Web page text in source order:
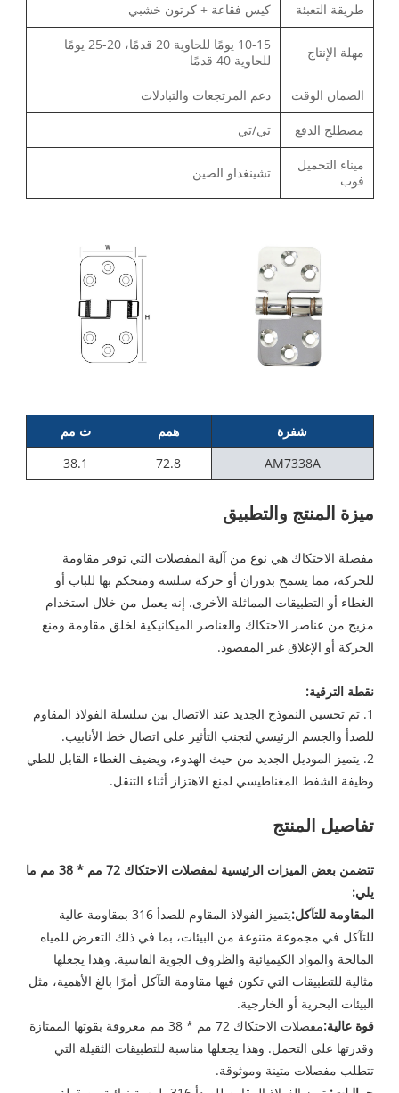
طريقة التعبئة كيس فقاعة + كرتون خشبي
مهلة الإنتاج
10-15 يومًا للحاوية 20 قدمًا، 20-25 يومًا
للحاوية 40 قدمًا
الضمان الوقت دعم المرتجعات والتبادلات
مصطلح الدفع تي/تي
ميناء التحميل
فوب
تشينغداو الصين
شفرة همم
ث مم
AM7338A
72.8
38.1
ميزة المنتج والتطبيق
مفصلة الاحتكاك هي نوع من آلية المفصلات التي توفر مقاومة
للحركة، مما يسمح بدوران أو حركة سلسة ومتحكم بها للباب أو
الغطاء أو التطبيقات المماثلة الأخرى. إنه يعمل من خلال استخدام
مزيج من عناصر الاحتكاك والعناصر الميكانيكية لخلق مقاومة ومنع
الحركة أو الإغلاق غير المقصود.
نقطة الترقية:
1. تم تحسين النموذج الجديد عند الاتصال بين سلسلة الفولاذ المقاوم
للصدأ والجسم الرئيسي لتجنب التأثير على اتصال خط الأنابيب.
2. يتميز الموديل الجديد من حيث الهدوء، ويضيف الغطاء القابل للطي
وظيفة الشفط المغناطيسي لمنع الاهتزاز أثناء التنقل.
تفاصيل المنتج
تتضمن بعض الميزات الرئيسية لمفصلات الاحتكاك 72 مم * 38 مم ما
يلي:
المقاومة للتآكل:
يتميز الفولاذ المقاوم للصدأ 316 بمقاومة عالية
للتآكل في مجموعة متنوعة من البيئات، بما في ذلك التعرض للمياه
المالحة والمواد الكيميائية والظروف الجوية القاسية. وهذا يجعلها
مثالية للتطبيقات التي تكون فيها مقاومة التآكل أمرًا بالغ الأهمية، مثل
البيئات البحرية أو الخارجية.
قوة عالية:
مفصلات الاحتكاك 72 مم * 38 مم معروفة بقوتها الممتازة
وقدرتها على التحمل. وهذا يجعلها مناسبة للتطبيقات الثقيلة التي
تتطلب مفصلات متينة وموثوقة.